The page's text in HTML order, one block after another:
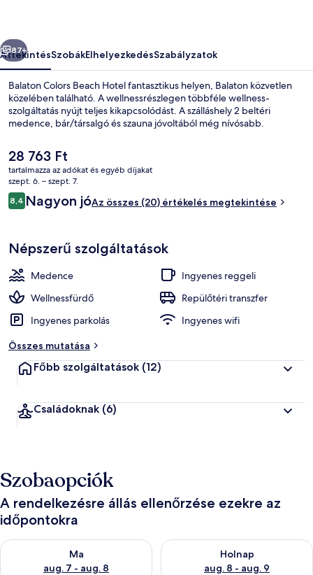
2 beltéri medence, nyitva 10:00 és
Következő
87+
ÁttekintésSzobákElhelyezkedésSzabályzatok
Balaton Colors Beach Hotel fantasztikus helyen, Balaton közvetlen
közelében található. A wellnessrészlegen többféle wellness-
szolgáltatás nyújt teljes kikapcsolódást. A szálláshely 2 beltéri
medence, bár/társalgó és szauna jóvoltából még nívósabb.
A
jelenlegi
ár
28 763 Ft
28 763 Ft
tartalmazza az adókat és egyéb díjakat
szept. 6. – szept. 7.
Értékelések
8,48,4 ennyiből: 10
Nagyon jóAz összes (20) értékelés megtekintése
Népszerű szolgáltatások
Medence
Ingyenes reggeli
Wellnessfürdő
Repülőtéri transzfer
Ingyenes parkolás
Ingyenes wifi
Összes mutatása
Főbb szolgáltatások (12)
Családoknak (6)
Szobaopciók
A rendelkezésre állás ellenőrzése ezekre az
időpontokra
Ma
aug. 7 - aug. 8
A ma esti rendelkezésre állás ellenőrzése: aug. 7 - aug. 8
Holnap
aug. 8 - aug. 9
A holnapi rendelkezésre állás